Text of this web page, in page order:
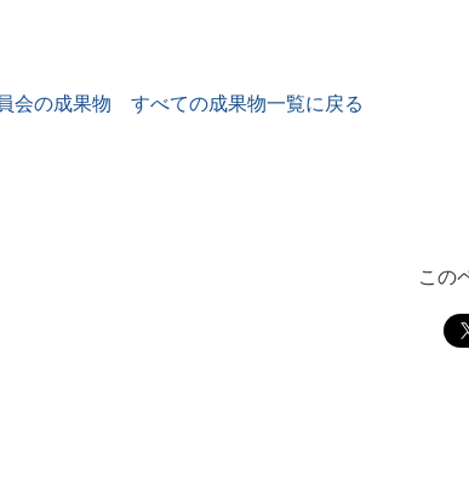
会の成果物 すべての成果物一覧に戻る
この